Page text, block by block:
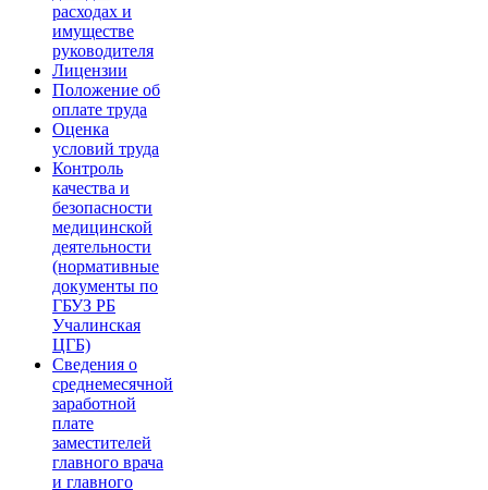
расходах и
имуществе
руководителя
Лицензии
Положение об
оплате труда
Оценка
условий труда
Контроль
качества и
безопасности
медицинской
деятельности
(нормативные
документы по
ГБУЗ РБ
Учалинская
ЦГБ)
Сведения о
среднемесячной
заработной
плате
заместителей
главного врача
и главного